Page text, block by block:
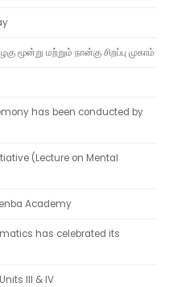
மூன்று மற்றும் நான்கு சிறப்பு முகாம்
has been conducted by
(Lecture on Mental
Academy
has celebrated its
III & IV